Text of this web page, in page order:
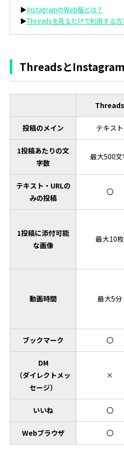
▶InstagramのWeb版とは？
▶Threadsを見るだけで利用する方
Threadsと
Threads
投稿のメイン テキスト
1投稿あたりの文
字数
最大500文
テキスト・URLの
みの投稿
〇
1投稿に添付可能
な画像
最大10枚
動画時間 最大5分
ブックマーク 〇
DM
（ダイレクトメッ
セージ）
×
いいね 〇
Webブラウザ 〇